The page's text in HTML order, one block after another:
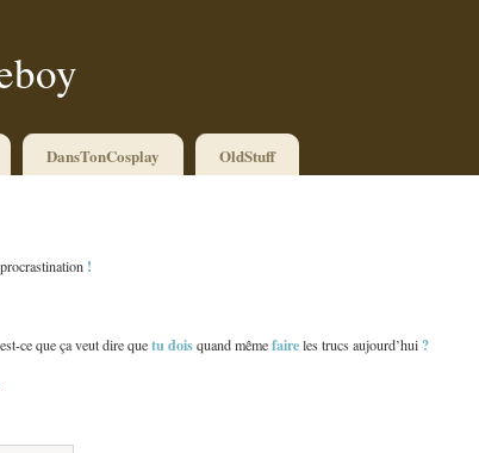
DansTonCosplay OldStuff
!
ce que ça veut dire quetu doisquand mêmefaireles trucs aujourd’hui?